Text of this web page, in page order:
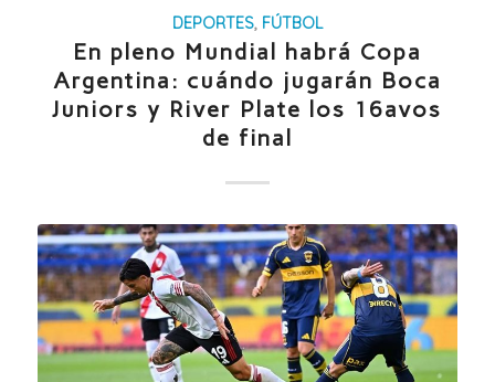
DEPORTES, FÚTBOL
En pleno Mundial habrá Copa
Argentina: cuándo jugarán Boca
Juniors y River Plate los 16avos
de final